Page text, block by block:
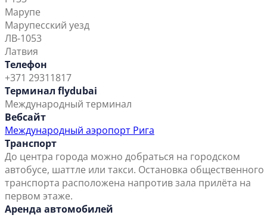
Марупе
Марупесский уезд
ЛВ-1053
Латвия
Телефон
+371 29311817
Терминал flydubai
Международный терминал
Вебсайт
Международный аэропорт Рига
Транспорт
До центра города можно добраться на городском
автобусе, шаттле или такси. Остановка общественного
транспорта расположена напротив зала прилёта на
первом этаже.
Аренда автомобилей